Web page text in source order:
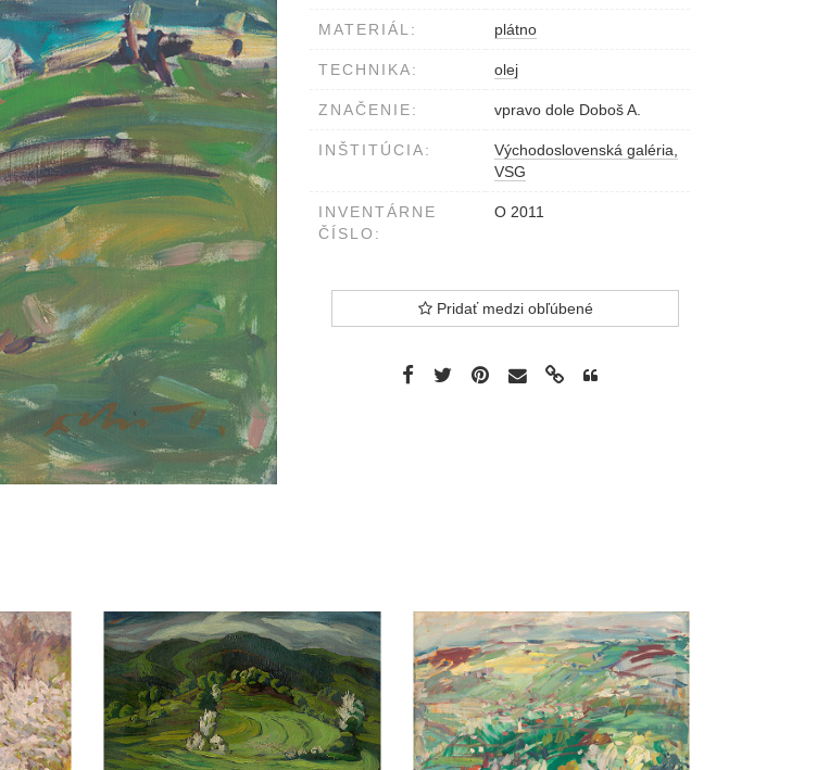
MATERIÁL: plátno
TECHNIKA: olej
ZNAČENIE: vpravo dole Doboš A.
INŠTITÚCIA:
Východoslovenská galéria,
VSG
INVENTÁRNE
ČÍSLO:
O 2011
Pridať medzi obľúbené